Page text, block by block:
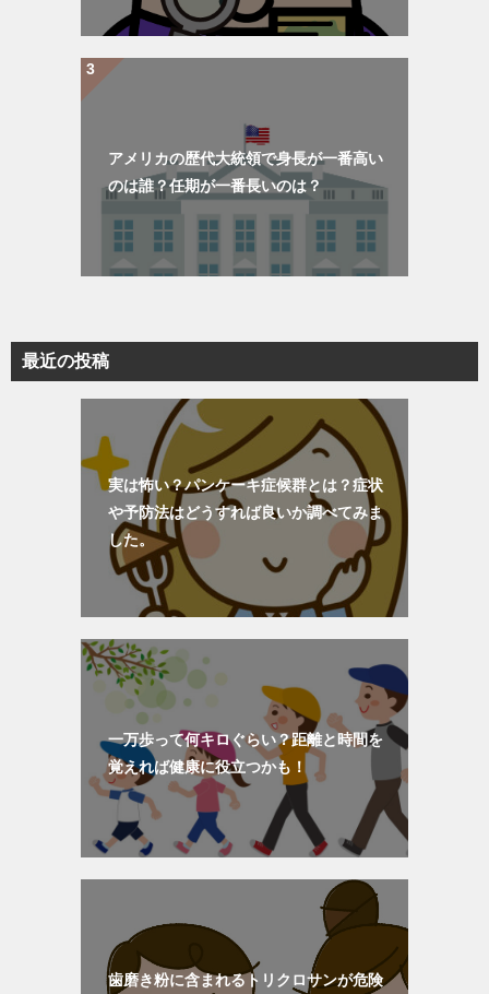
アメリカの歴代大統領で身長が一番高い
のは誰？任期が一番長いのは？
最近の投稿
実は怖い？パンケーキ症候群とは？症状
や予防法はどうすれば良いか調べてみま
した。
一万歩って何キロぐらい？距離と時間を
覚えれば健康に役立つかも！
歯磨き粉に含まれるトリクロサンが危険